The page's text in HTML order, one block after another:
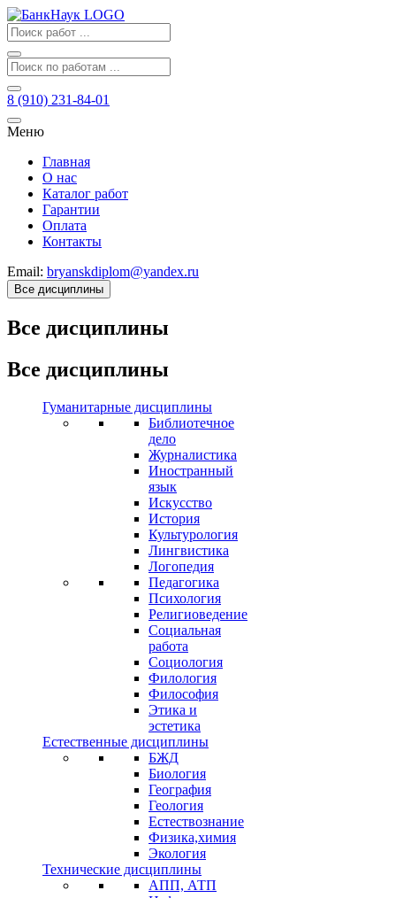
8 (910) 231-84-01
Меню
Главная
О нас
Каталог работ
Гарантии
Оплата
Контакты
Email: bryanskdiplom@yandex.ru
Все дисциплины
Все дисциплины
Все дисциплины
Гуманитарные дисциплины
Библиотечное
дело
Журналистика
Иностранный
язык
Искусство
История
Культурология
Лингвистика
Логопедия
Педагогика
Психология
Религиоведение
Социальная
работа
Социология
Филология
Философия
Этика и
эстетика
Естественные дисциплины
БЖД
Биология
География
Геология
Естествознание
Физика,химия
Экология
Технические дисциплины
АПП, АТП